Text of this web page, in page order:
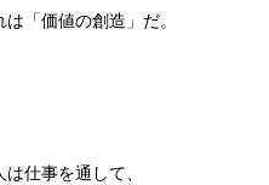
は「価値の創造」だ。
は仕事を通して、